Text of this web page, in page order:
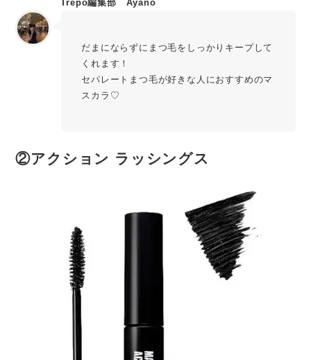
Trepo編集部 Ayano
だまにならずにまつ毛をしっかりキープして
くれます！
セパレートまつ毛が好きな人におすすめのマ
スカラ♡
②アクション ラッシングス